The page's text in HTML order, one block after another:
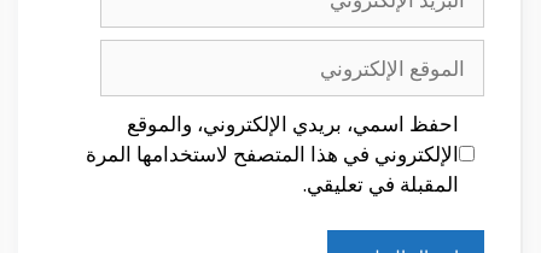
الإلكتروني
الموقع
الإلكتروني
احفظ اسمي، بريدي الإلكتروني، والموقع
الإلكتروني في هذا المتصفح لاستخدامها المرة
المقبلة في تعليقي.